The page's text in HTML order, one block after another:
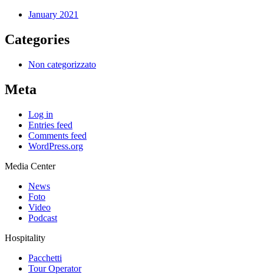
January 2021
Categories
Non categorizzato
Meta
Log in
Entries feed
Comments feed
WordPress.org
Media Center
News
Foto
Video
Podcast
Hospitality
Pacchetti
Tour Operator